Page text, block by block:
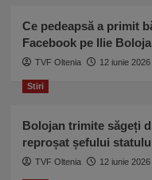
rămână
în
funcție
Ce pedeapsă a primit
Facebook pe Ilie
TVF Oltenia 12 iunie 2026
Stiri
Bolojan trimite săgeți
reproșat șefului
TVF Oltenia 12 iunie 2026